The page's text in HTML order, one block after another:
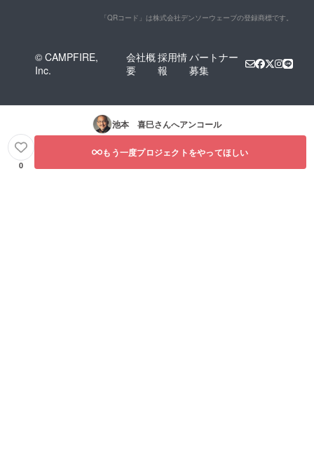
「QRコード」は株式会社デンソーウェーブの登録商標です。
© CAMPFIRE,
Inc.
会社概
要
採用情
報
パートナー
募集
池本 喜巳さんへアンコール
0
もう一度プロジェクトをやってほしい